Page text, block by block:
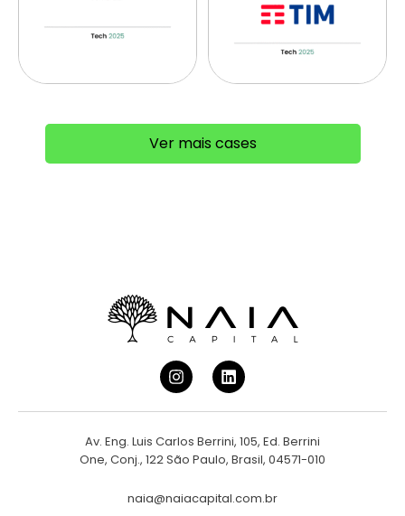
Ver mais cases
Av. Eng. Luis Carlos Berrini, 105, Ed. Berrini
One, Conj., 122 São Paulo, Brasil, 04571-010
naia@naiacapital.com.br